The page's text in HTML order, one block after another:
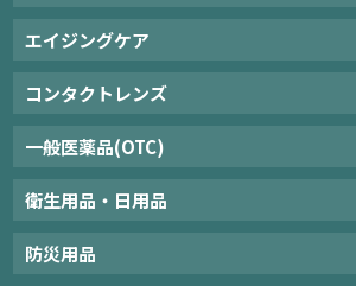
エイジングケア
コンタクトレンズ
一般医薬品(OTC)
衛生用品・日用品
防災用品